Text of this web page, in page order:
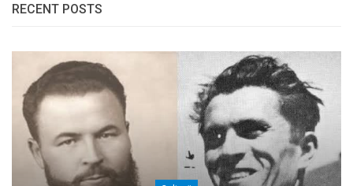
RECENT POSTS